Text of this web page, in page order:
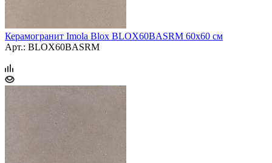
Керамогранит Imola Blox BLOX60BASRM 60x60 см
Арт.: BLOX60BASRM